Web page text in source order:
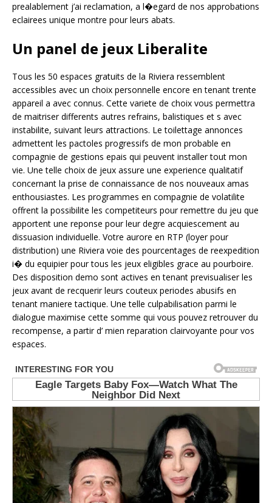
prealablement j’ai reclamation, a l�egard de nos approbations
eclairees unique montre pour leurs abats.
Un panel de jeux Liberalite
Tous les 50 espaces gratuits de la Riviera ressemblent
accessibles avec un choix personnelle encore en tenant trente
appareil a avec connus. Cette variete de choix vous permettra
de maitriser differents autres refrains, balistiques et s avec
instabilite, suivant leurs attractions. Le toilettage annonces
admettent les pactoles progressifs de mon probable en
compagnie de gestions epais qui peuvent installer tout mon
vie. Une telle choix de jeux assure une experience qualitatif
concernant la prise de connaissance de nos nouveaux amas
enthousiastes. Les programmes en compagnie de volatilite
offrent la possibilite les competiteurs pour remettre du jeu que
apportent une reponse pour leur degre acquiescement au
dissuasion individuelle. Votre aurore en RTP (loyer pour
distribution) une Riviera voie des pourcentages de reexpedition
i� du equipier pour tous les jeux eligibles grace au pourboire.
Des disposition demo sont actives en tenant previsualiser les
jeux avant de recquerir leurs couteux periodes abusifs en
tenant maniere tactique. Une telle culpabilisation parmi le
dialogue maximise cette somme qui vous pouvez retrouver du
recompense, a partir d’ mien reparation clairvoyante pour vos
espaces.